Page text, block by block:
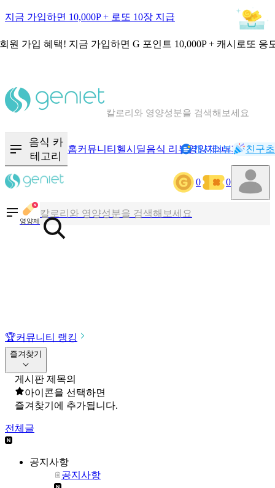
지금 가입하면 10,000P + 로또 10장 지급
원 가입 혜택! 지금 가입하면 G 포인트 10,000P + 캐시로또 응
칼로리와 영양성분을 검색해보세요
음식 카
테고리
홈커뮤니티 헬시딜음식 리뷰영양제NEW기록
캐시리뷰 친구
0 0
영양제
칼로리와 영양성분을 검색해보세요
혈당 · 다이어트 음식 검색해보세요
🏆커뮤니티 랭킹
즐겨찾기
게시판 제목의
아이콘을 선택하면
즐겨찾기에 추가됩니다.
전체글
공지사항
공지사항